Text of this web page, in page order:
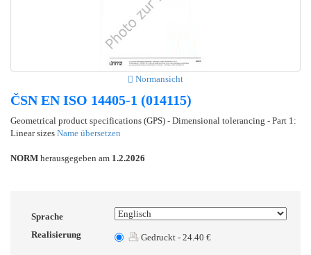
Normansicht
ČSN EN ISO 14405-1 (014115)
Geometrical product specifications (GPS) - Dimensional tolerancing - Part 1:
Linear sizes Name übersetzen
NORM herausgegeben am 1.2.2026
Sprache
Realisierung
Gedruckt - 24.40 €